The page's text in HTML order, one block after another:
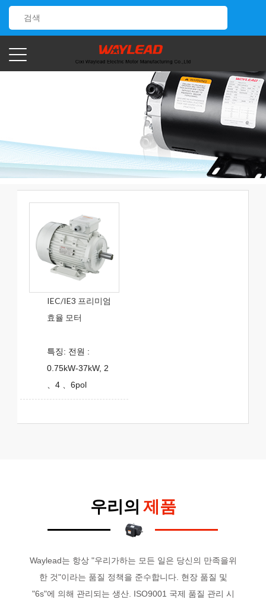
IEC/IE3 프리미엄
효율 모터
특징: 전원 :
0.75kW-37kW, 2
、4 、6pol
우리의 제품
Waylead는 항상 "우리가하는 모든 일은 당신의 만족을위
한 것"이라는 품질 정책을 준수합니다. 현장 품질 및
"6s"에 의해 관리되는 생산. ISO9001 국제 품질 관리 시